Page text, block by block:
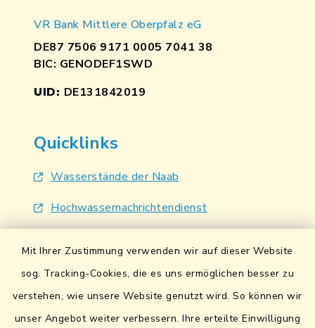
Mit Ihrer Zustimmung verwenden wir auf dieser Website
sog. Tracking-Cookies, die es uns ermöglichen besser zu
verstehen, wie unsere Website genutzt wird. So können wir
unser Angebot weiter verbessern. Ihre erteilte Einwilligung
VR Bank Mittlere Oberpfalz eG
DE87 7506 9171 0005 7041 38
BIC: GENODEF1SWD
UID: DE131842019
Quicklinks
Wasserstände der Naab
Hochwassernachrichtendienst
Lokales Bündnis für Familien
Fairtrade-Towns